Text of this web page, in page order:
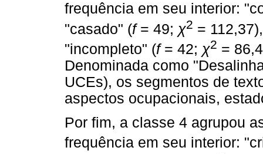
frequência em seu interior:
"casado" (f = 49; χ2 =
"incompleto" (f= 42; χ2 =
Denominada como
UCEs), os segmentos de
aspectos ocupacionais,
Por fim, a classe 4 agrupou
frequência em seu interior: